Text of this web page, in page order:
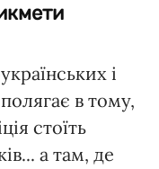
і
в тому,
стоїть
а там, де